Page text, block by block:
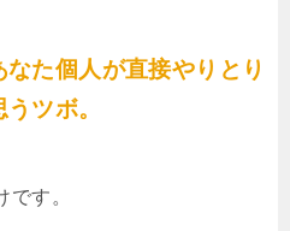
た個人が直接やりとり
ツボ。
す。